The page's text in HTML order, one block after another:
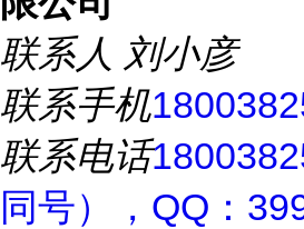
联系人 刘小彦
联系手机
联系电话
同号），QQ：